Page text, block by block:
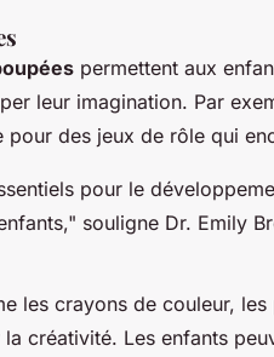
permettent aux
leur imagination. Par
pour des jeux de rôle qui
pour le
souligne Dr. Emily
les crayons de couleur,
créativité. Les enfants